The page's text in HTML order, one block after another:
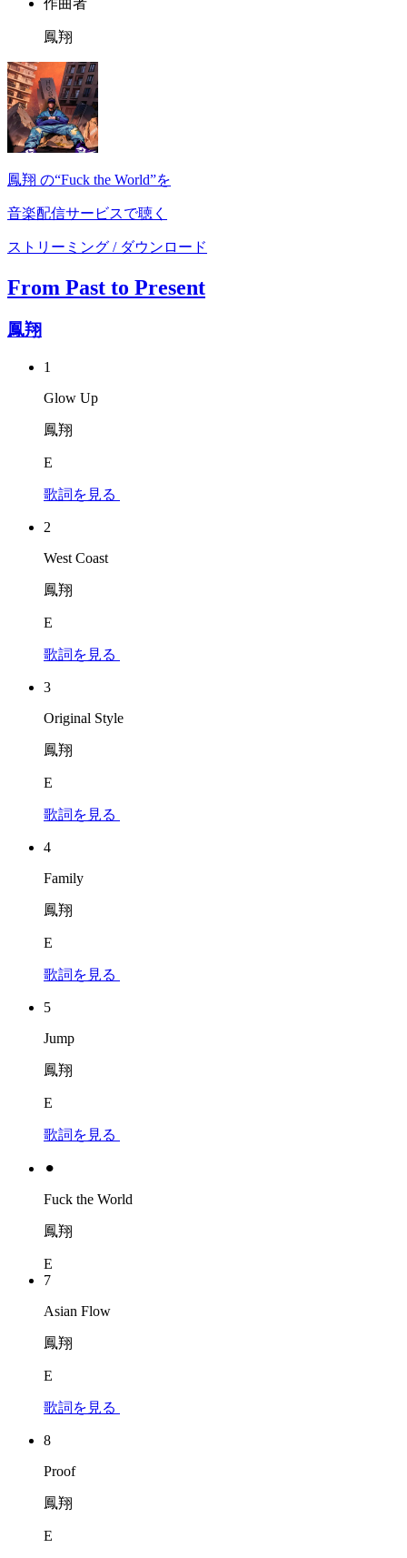
作曲者
鳳翔
鳳翔 の“Fuck the World”を
音楽配信サービスで聴く
ストリーミング / ダウンロード
From Past to Present
鳳翔
1
Glow Up
鳳翔
E
歌詞を見る
2
West Coast
鳳翔
E
歌詞を見る
3
Original Style
鳳翔
E
歌詞を見る
4
Family
鳳翔
E
歌詞を見る
5
Jump
鳳翔
E
歌詞を見る
⚫︎
Fuck the World
鳳翔
E
7
Asian Flow
鳳翔
E
歌詞を見る
8
Proof
鳳翔
E